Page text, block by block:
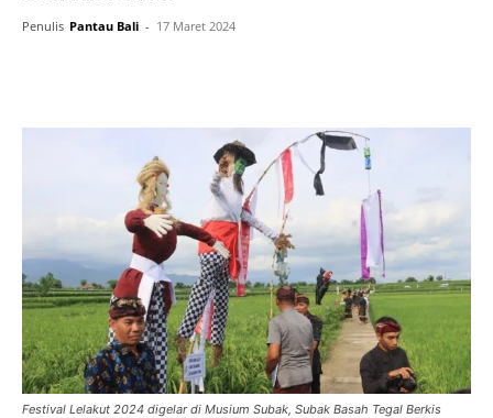
Penulis Pantau Bali - 17 Maret 2024
Festival Lelakut 2024 digelar di Musium Subak, Subak Basah Tegal Berkis